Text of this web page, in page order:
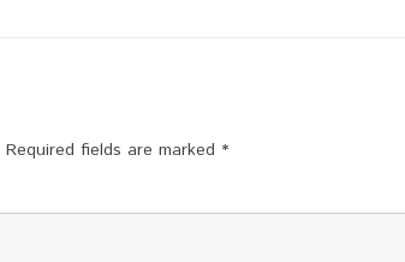
Required fields are marked *